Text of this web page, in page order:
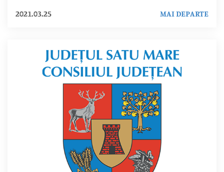
2021.03.25
MAI DEPARTE